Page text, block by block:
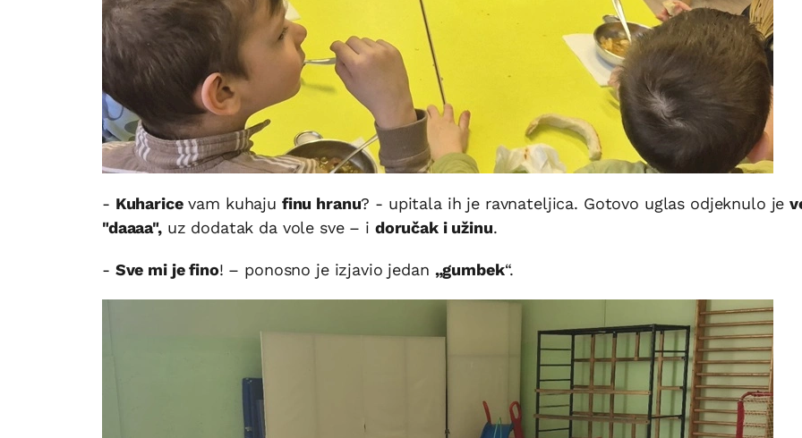
- Kuharicevam kuhaju finu hranu? - upitala ih je ravnateljica. Gotovo uglas odjeknulo je
"daaaa",uz dodatak da vole sve – i doručak i užinu.
- Sve mi je fino! – ponosno je izjavio jedan „gumbek“.